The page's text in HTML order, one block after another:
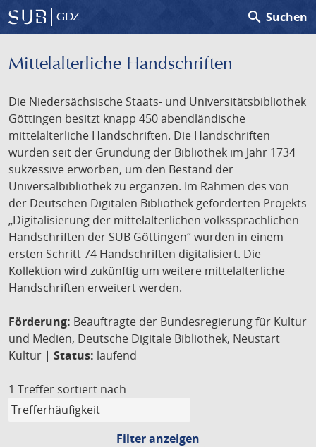
GDZ search Suchen
Mittelalterliche Handschriften
Die Niedersächsische Staats- und Universitätsbibliothek
Göttingen besitzt knapp 450 abendländische
mittelalterliche Handschriften. Die Handschriften
wurden seit der Gründung der Bibliothek im Jahr 1734
sukzessive erworben, um den Bestand der
Universalbibliothek zu ergänzen. Im Rahmen des von
der Deutschen Digitalen Bibliothek geförderten Projekts
„Digitalisierung der mittelalterlichen volkssprachlichen
Handschriften der SUB Göttingen“ wurden in einem
ersten Schritt 74 Handschriften digitalisiert. Die
Kollektion wird zukünftig um weitere mittelalterliche
Handschriften erweitert werden.
Förderung: Beauftragte der Bundesregierung für Kultur
und Medien, Deutsche Digitale Bibliothek, Neustart
Kultur | Status: laufend
1 Treffer sortiert nach
Filter anzeigen